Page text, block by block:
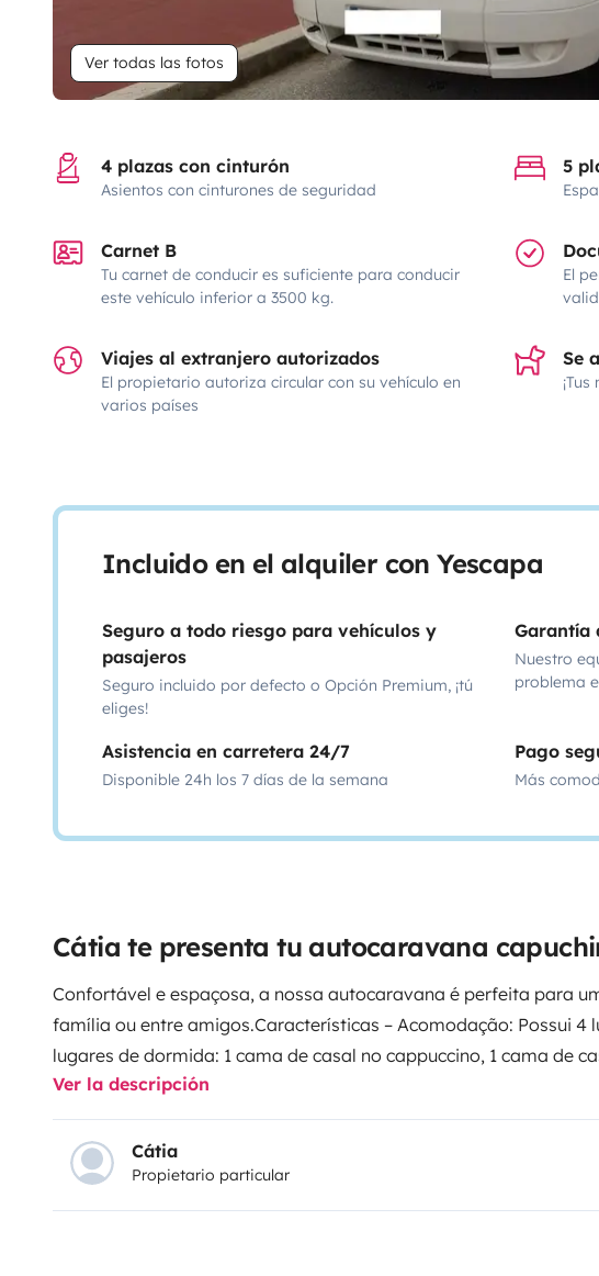
Ver todas las fotos
4 plazas con cinturón
Asientos con cinturones de seguridad
5
Carnet B
Tu carnet de conducir es suficiente para conducir
este vehículo inferior a 3500 kg.
El
Viajes al extranjero autorizados
El propietario autoriza circular con su vehículo en
varios países
Se
Incluido en el alquiler con Yescapa
Seguro a todo riesgo para vehículos y
pasajeros
Seguro incluido por defecto o Opción Premium, ¡tú
eliges!
Garantía
Nuestro
problema
Asistencia en carretera 24/7
Disponible 24h los 7 días de la semana
Pago
Más
Cátia te presenta tu autocaravana
Confortável e espaçosa, a nossa autocaravana é perfeita para
família ou entre amigos.Características – Acomodação: Possui 4
lugares de dormida: 1 cama de casal no cappuccino, 1 cama de
mesa) e 1 camas individual (sofa);
gás, banca e frigorífico (com congelador).A casa de banho é
química fixa, lavatório e cabine de duche.
possui um painel solar, que carrega a bateria durante o dia, de
energia necessária para a noite, tornando-se assim
Ver la descripción
Cátia
Propietario particular